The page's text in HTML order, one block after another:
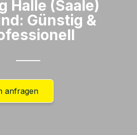
Halle (Saale)​
Günstig &
anfragen